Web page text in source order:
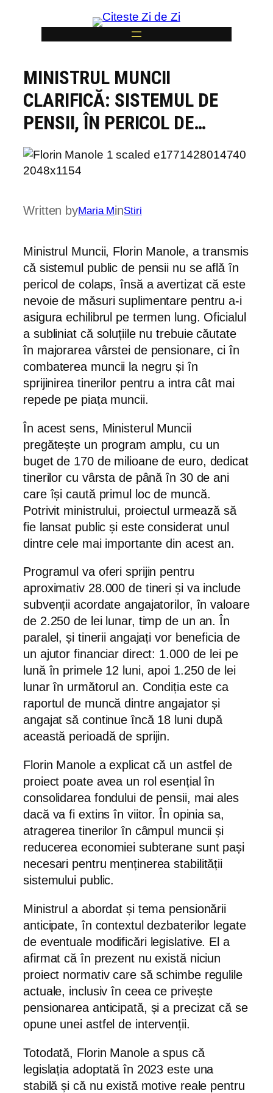
content
MINISTRUL MUNCII
CLARIFICĂ: SISTEMUL DE
PENSII, ÎN PERICOL DE…
Written byMaria MinStiri
Ministrul Muncii, Florin Manole, a transmis
că sistemul public de pensii nu se află în
pericol de colaps, însă a avertizat că este
nevoie de măsuri suplimentare pentru a-i
asigura echilibrul pe termen lung. Oficialul
a subliniat că soluțiile nu trebuie căutate
în majorarea vârstei de pensionare, ci în
combaterea muncii la negru și în
sprijinirea tinerilor pentru a intra cât mai
repede pe piața muncii.
În acest sens, Ministerul Muncii
pregătește un program amplu, cu un
buget de 170 de milioane de euro, dedicat
tinerilor cu vârsta de până în 30 de ani
care își caută primul loc de muncă.
Potrivit ministrului, proiectul urmează să
fie lansat public și este considerat unul
dintre cele mai importante din acest an.
Programul va oferi sprijin pentru
aproximativ 28.000 de tineri și va include
subvenții acordate angajatorilor, în valoare
de 2.250 de lei lunar, timp de un an. În
paralel, și tinerii angajați vor beneficia de
un ajutor financiar direct: 1.000 de lei pe
lună în primele 12 luni, apoi 1.250 de lei
lunar în următorul an. Condiția este ca
raportul de muncă dintre angajator și
angajat să continue încă 18 luni după
această perioadă de sprijin.
Florin Manole a explicat că un astfel de
proiect poate avea un rol esențial în
consolidarea fondului de pensii, mai ales
dacă va fi extins în viitor. În opinia sa,
atragerea tinerilor în câmpul muncii și
reducerea economiei subterane sunt pași
necesari pentru menținerea stabilității
sistemului public.
Ministrul a abordat și tema pensionării
anticipate, în contextul dezbaterilor legate
de eventuale modificări legislative. El a
afirmat că în prezent nu există niciun
proiect normativ care să schimbe regulile
actuale, inclusiv în ceea ce privește
pensionarea anticipată, și a precizat că se
opune unei astfel de intervenții.
Totodată, Florin Manole a spus că
legislația adoptată în 2023 este una
stabilă și că nu există motive reale pentru
6